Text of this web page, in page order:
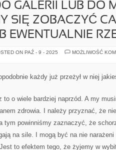
GALERII LUB DO
SIĘ ZOBACZYĆ
EWENTUALNIE
ON PAŹ - 9 - 2025 MOŻLIWOŚĆ
każdy już przeżył w niej
to o wiele bardziej naprzód. A my
zdrowia. I należy przyznać, że
tym powinniśmy zaznaczyć, że
na sile. I mogą być na nie narażeni
to efektem tego, że żyjemy w